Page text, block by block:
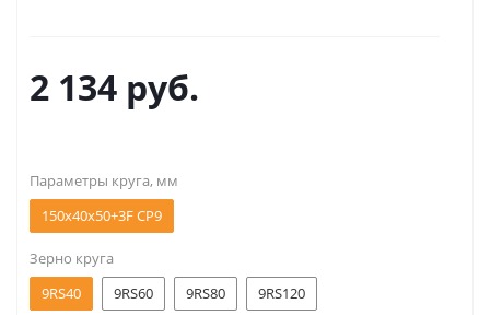
2 134 руб.
Параметры круга, мм
150х40x50+3F CP9
Зерно круга
9RS40
9RS60 9RS80 9RS120